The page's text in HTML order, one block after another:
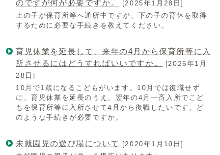
のですが何が必要ですか。
[2025年1月28日]
上の子が保育所等へ通所中ですが、下の子の育休を取得
するために必要な手続きを教えてください。
育児休業を延長して、来年の4月から保育所等に入
所させるにはどうすればいいですか。
[2025年1月
28日]
10月で1歳になるこどもがいます。10月では復職せず
に、育児休業を延長のうえ、翌年の4月一斉入所でこど
もを保育所等に入所させて4月から復職したいです。ど
のような手続きが必要ですか。
未就園児の遊び場について [2020年1月10日]